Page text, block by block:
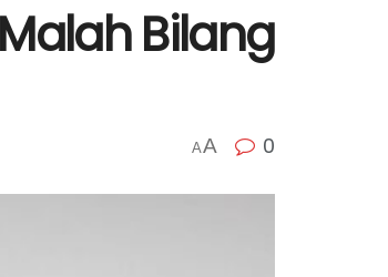
Bilang
AA 0